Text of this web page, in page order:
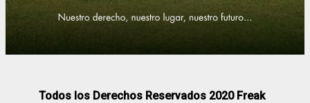
Todos los Derechos Reservados 2020 Freak